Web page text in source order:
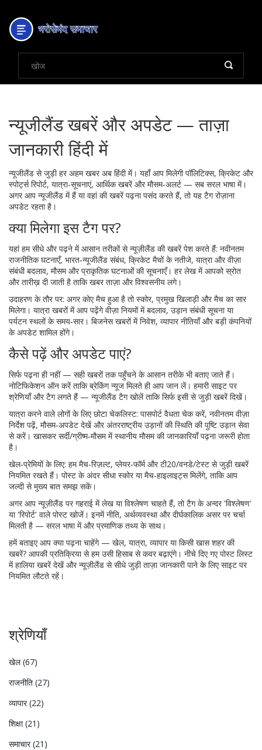
न्यूजीलैंड खबरें और अपडेट — ताज़ा
जानकारी हिंदी में
न्यूजीलैंड से जुड़ी हर अहम खबर अब हिंदी में। यहाँ आप मिलेगी पॉलिटिक्स, क्रिकेट और
स्पोर्ट्स रिपोर्ट, यात्रा‑सूचनाएं, आर्थिक खबरें और मौसम‑अलर्ट — सब सरल भाषा में।
अगर आप न्यूजीलैंड में हैं या वहां की खबरें पढ़ना पसंद करते हैं, तो यह टैग रोज़ाना
अपडेट रहता है।
क्या मिलेगा इस टैग पर?
यहां हम सीधे और पढ़ने में आसान तरीकों से न्यूज़ीलैंड की खबरें पेश करते हैं: नवीनतम
राजनीतिक घटनाएँ, भारत‑न्यूजीलैंड संबंध, क्रिकेट मैचों के नतीजे, यात्रा और वीज़ा
संबंधी बदलाव, मौसम और प्राकृतिक घटनाओं की सूचनाएँ। हर लेख में आपको स्रोत
और तारीख़ दी जाती है ताकि खबर ताज़ा और विश्वसनीय लगे।
उदाहरण के तौर पर: अगर कोए मैच हुआ है तो स्कोर, प्रमुख खिलाड़ी और मैच का सार
मिलेगा। यात्रा खबरों में आप पढ़ेंगे वीज़ा नियमों में बदलाव, उड़ान संबंधी सूचना या
पर्यटन स्थलों के समय‑सार। बिजनेस खबरों में निवेश, व्यापार नीतियाँ और बड़ी कंपनियों
के अपडेट शामिल होंगे।
कैसे पढ़ें और अपडेट पाएं?
सिर्फ पढ़ना ही नहीं — सही खबरों तक पहुँचने के आसान तरीके भी बताए जाते हैं।
नोटिफिकेशन ऑन करें ताकि ब्रेकिंग न्यूज मिलते ही आप जान लें। हमारी साइट पर
श्रेणियाँ और टैग लगते हैं — न्यूजीलैंड टैग खोलें ताकि सिर्फ इसी से जुड़ी खबरें दिखें।
यात्रा करने वाले लोगों के लिए छोटा चेकलिस्ट: पासपोर्ट वैधता चेक करें, नवीनतम वीज़ा
निर्देश पढ़ें, मौसम‑अपडेट देखें और अंतरराष्ट्रीय उड़ानों की स्थिति की पुष्टि उड़ान सेवा
से करें। खासकर सर्दी/ग्रीष्म‑मौसम में स्थानीय मौसम की जानकारियाँ पढ़ना जरूरी होता
है।
खेल‑प्रेमियों के लिए: हम मैच‑रिज़ल्ट, प्लेयर‑फॉर्म और टी20/वनडे/टेस्ट से जुड़ी खबरें
नियमित रखते हैं। पोस्ट के अंदर सीधा स्कोर या मैच‑हाइलाइट्स मिलेंगे, ताकि आप
जल्दी से मुख्य बात समझ सकें।
अगर आप न्यूज़ीलैंड पर गहराई में लेख या विश्लेषण चाहते हैं, तो टैग के अन्दर 'विश्लेषण'
या 'रिपोर्ट' वाले पोस्ट खोजें। इनमें नीति, अर्थव्यवस्था और दीर्घकालिक असर पर चर्चा
मिलती है — सरल भाषा में और प्रमाणिक तथ्य के साथ।
हमें बताइए आप क्या पढ़ना चाहेंगे — खेल, यात्रा, व्यापार या किसी खास शहर की
खबरें? आपकी प्रतिक्रिया से हम उसी हिसाब से कवर बढ़ाएंगे। नीचे दिए गए पोस्ट लिस्ट
में हालिया खबरें देखें और न्यूज़ीलैंड से सीधे जुड़ी ताज़ा जानकारी पाने के लिए साइट पर
नियमित लौटते रहें।
श्रेणियाँ
खेल(67)
राजनीति (27)
व्यापार(22)
शिक्षा(21)
समाचार(21)